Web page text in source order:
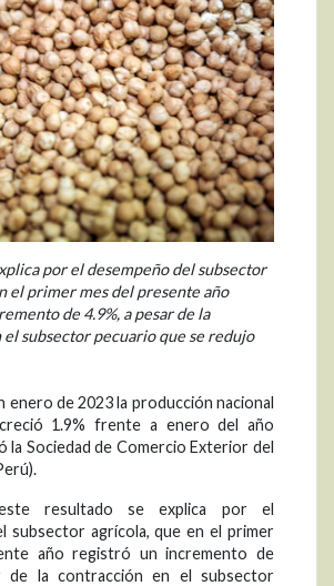
por el desempeño del subsector
el primer mes del presente año
de 4.9%, a pesar de la
subsector pecuario que se redujo
enero de 2023 la producción nacional
1.9% frente a enero del año
la Sociedad de Comercio Exterior del
resultado se explica por el
subsector agrícola, que en el primer
año registró un incremento de
de la contracción en el subsector